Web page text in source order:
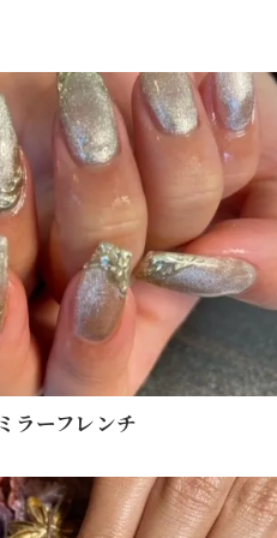
ミラーフレンチ